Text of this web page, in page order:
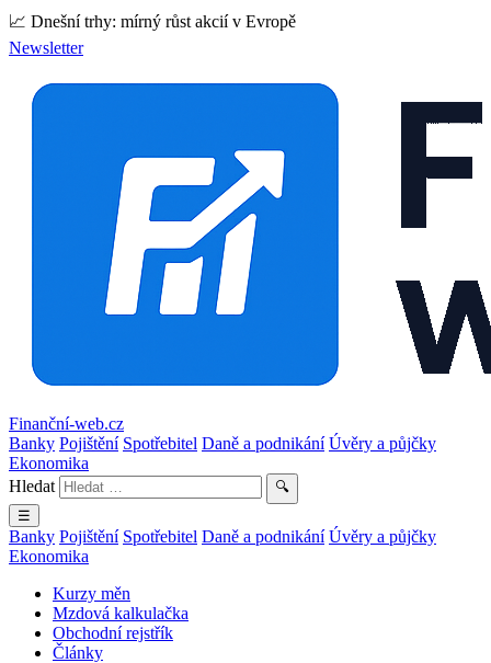
📈 Dnešní trhy: mírný růst akcií v Evropě
Newsletter
Finanční-web.cz
Banky Pojištění Spotřebitel Daně a podnikání Úvěry a půjčky
Ekonomika
Hledat
🔍
☰
Banky Pojištění Spotřebitel Daně a podnikání Úvěry a půjčky
Ekonomika
Kurzy měn
Mzdová kalkulačka
Obchodní rejstřík
Články